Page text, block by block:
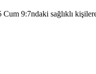
9:7ndaki sağlıklı